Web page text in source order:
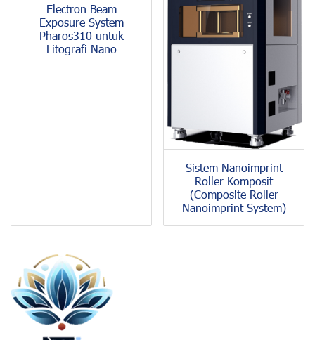
Electron Beam
Exposure System
Pharos310 untuk
Litografi Nano
Sistem Nanoimprint
Roller Komposit
(Composite Roller
Nanoimprint System)